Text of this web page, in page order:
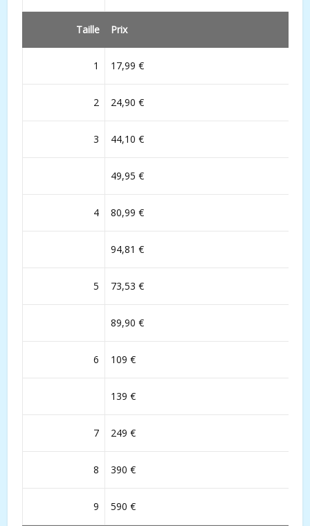
Taille Prix
1 17,99 €
2 24,90 €
3 44,10 €
49,95 €
4 80,99 €
94,81 €
5 73,53 €
89,90 €
6 109 €
139 €
7 249 €
8 390 €
9 590 €